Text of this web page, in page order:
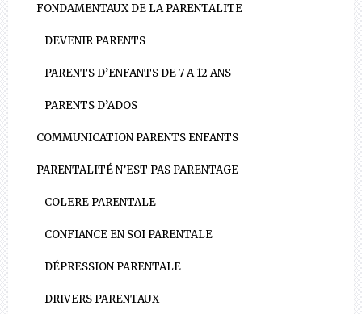
FONDAMENTAUX DE LA PARENTALITE
DEVENIR PARENTS
PARENTS D’ENFANTS DE 7 A 12 ANS
PARENTS D’ADOS
COMMUNICATION PARENTS ENFANTS
PARENTALITÉ N’EST PAS PARENTAGE
COLERE PARENTALE
CONFIANCE EN SOI PARENTALE
DÉPRESSION PARENTALE
DRIVERS PARENTAUX